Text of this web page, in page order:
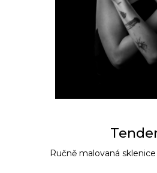
Ručně malovaná